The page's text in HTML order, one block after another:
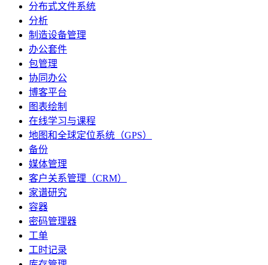
分布式文件系统
分析
制造设备管理
办公套件
包管理
协同办公
博客平台
图表绘制
在线学习与课程
地图和全球定位系统（GPS）
备份
媒体管理
客户关系管理（CRM）
家谱研究
容器
密码管理器
工单
工时记录